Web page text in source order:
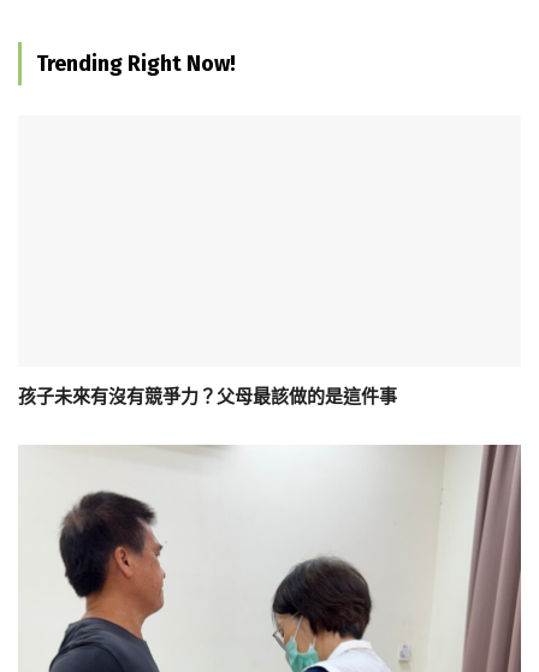
Trending Right Now!
孩子未來有沒有競爭力？父母最該做的是這件事